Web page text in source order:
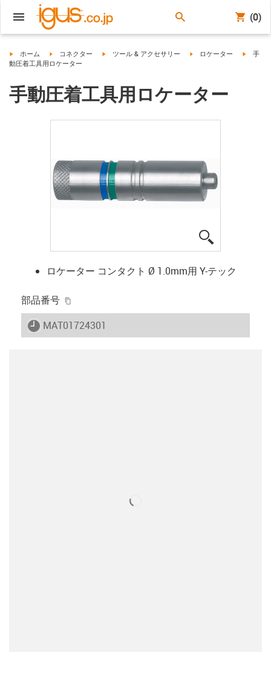
(0)
igus-icon-arrow-right
ホーム igus-icon-arrow-right
コネクター igus-icon-arrow-right
ツール & アクセサリー igus-icon-arrow-right
ロケーター igus-
手
動圧着工具用ロケーター
手動圧着工具用ロケーター
ロケーター コンタクト Ø 1.0mm用 Y-テック
部品番号
igus-icon-lieferzeit
MAT01724301